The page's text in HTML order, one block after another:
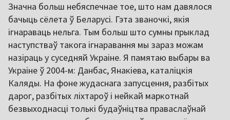
Значна больш небяспечнае тое, што нам давялося
бачыць сёлета ў Беларусі. Гэта званочкі, якія
ігнараваць нельга. Тым больш што сумны прыклад
наступстваў такога ігнаравання мы зараз можам
назіраць у суседняй Украіне. Я памятаю выбары ва
Украіне ў 2004-м: Данбас, Янакіева, каталіцкія
Каляды. На фоне жудаснага запусцення, разбітых
дарог, разбітых ліхтароў і нейкай маркотнай
безвыходнасці толькі будаўніцтва праваслаўнай